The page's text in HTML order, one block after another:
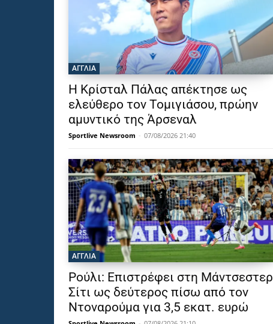
ΑΓΓΛΙΑ
Η Κρίσταλ Πάλας απέκτησε ως
ελεύθερο τον Τομιγιάσου, πρώην
αμυντικό της Άρσεναλ
Sportlive Newsroom - 07/08/2026 21:40
ΑΓΓΛΙΑ
Ρούλι: Επιστρέφει στη Μάντσεστερ
Σίτι ως δεύτερος πίσω από τον
Ντοναρούμα για 3,5 εκατ. ευρώ